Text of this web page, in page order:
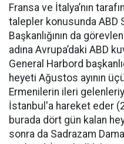
Fransa ve İtalya’nın
talepler konusunda ABD
Başkanlığının da
adına Avrupa’daki ABD
General Harbord
heyeti Ağustos ayının
Ermenilerin ileri
İstanbul'a hareket eder
burada dört gün kalan
sonra da Sadrazam